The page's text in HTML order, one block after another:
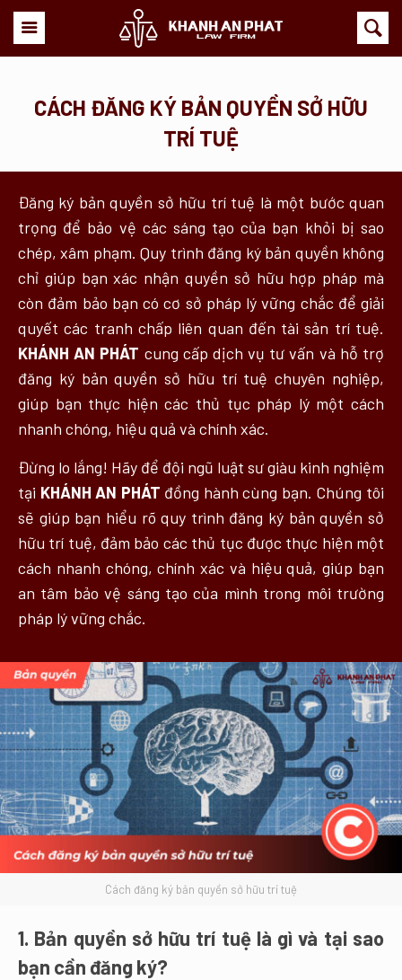
CÁCH ĐĂNG KÝ BẢN QUYỀN SỞ HỮU
TRÍ TUỆ
Đăng ký bản quyền sở hữu trí tuệ là một bước quan
trọng để bảo vệ các sáng tạo của bạn khỏi bị sao
chép, xâm phạm. Quy trình đăng ký bản quyền không
chỉ giúp bạn xác nhận quyền sở hữu hợp pháp mà
còn đảm bảo bạn có cơ sở pháp lý vững chắc để giải
quyết các tranh chấp liên quan đến tài sản trí tuệ.
KHÁNH AN PHÁT cung cấp dịch vụ tư vấn và hỗ trợ
đăng ký bản quyền sở hữu trí tuệ chuyên nghiệp,
giúp bạn thực hiện các thủ tục pháp lý một cách
nhanh chóng, hiệu quả và chính xác.
Đừng lo lắng! Hãy để đội ngũ luật sư giàu kinh nghiệm
tại KHÁNH AN PHÁT đồng hành cùng bạn. Chúng tôi
sẽ giúp bạn hiểu rõ quy trình đăng ký bản quyền sở
hữu trí tuệ, đảm bảo các thủ tục được thực hiện một
cách nhanh chóng, chính xác và hiệu quả, giúp bạn
an tâm bảo vệ sáng tạo của mình trong môi trường
pháp lý vững chắc.
Cách đăng ký bản quyền sở hữu trí tuệ
1. Bản quyền sở hữu trí tuệ là gì và tại sao
bạn cần đăng ký?